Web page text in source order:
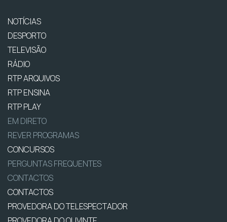
NOTÍCIAS
DESPORTO
TELEVISÃO
RÁDIO
RTP ARQUIVOS
RTP ENSINA
RTP PLAY
EM DIRETO
REVER PROGRAMAS
CONCURSOS
PERGUNTAS FREQUENTES
CONTACTOS
CONTACTOS
PROVEDORA DO TELESPECTADOR